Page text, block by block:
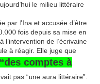
le milieu littéraire
par l’Ina et accusée d’être
fois depuis sa mise en
l’intervention de l’écrivaine
à réagir. Elle juge que
comptes à
pas “une aura littéraire”.